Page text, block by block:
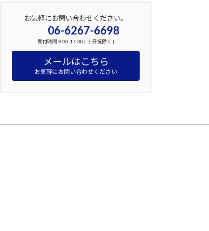
お気軽にお問い合わせください。
06-6267-6698
受付時間 9:00-17:30 [ 土日祝除く ]
メールはこちら
お気軽にお問い合わせください